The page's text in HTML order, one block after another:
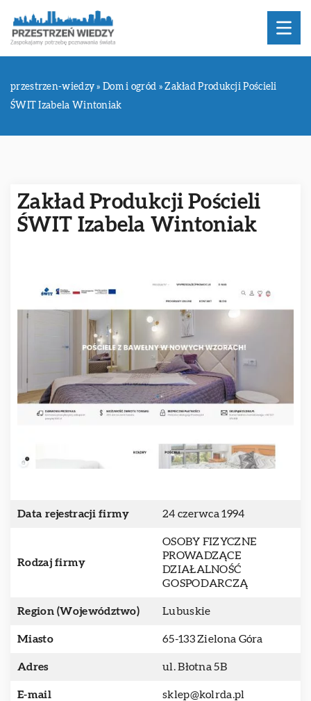
przestrzen-wiedzy »Dom i ogród »Zakład Produkcji Pościeli
ŚWIT Izabela Wintoniak
Zakład Produkcji Pościeli
ŚWIT Izabela Wintoniak
Data rejestracji firmy 24 czerwca 1994
Rodzaj firmy
OSOBY FIZYCZNE
PROWADZĄCE
DZIAŁALNOŚĆ
GOSPODARCZĄ
Region (Województwo) Lubuskie
Miasto 65-133 Zielona Góra
Adres ul. Błotna 5B
E-mail sklep@kolrda.pl